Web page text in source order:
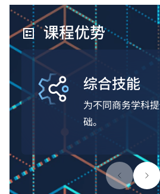
课程优势
综合技能
为不同商务学科
础。